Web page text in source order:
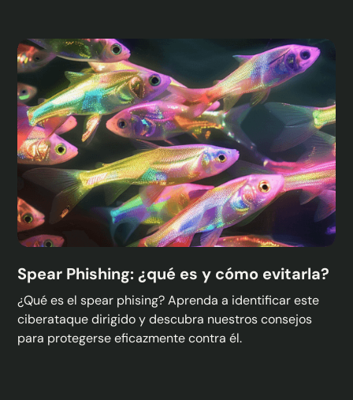
Spear Phishing: ¿qué es y cómo evitarla?
¿Qué es el spear phising? Aprenda a identificar este
ciberataque dirigido y descubra nuestros consejos
para protegerse eficazmente contra él.